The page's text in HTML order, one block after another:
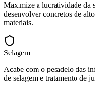
Maximize a lucratividade da
desenvolver concretos de
materiais.
Selagem
Acabe com o pesadelo das
de selagem e tratamento de